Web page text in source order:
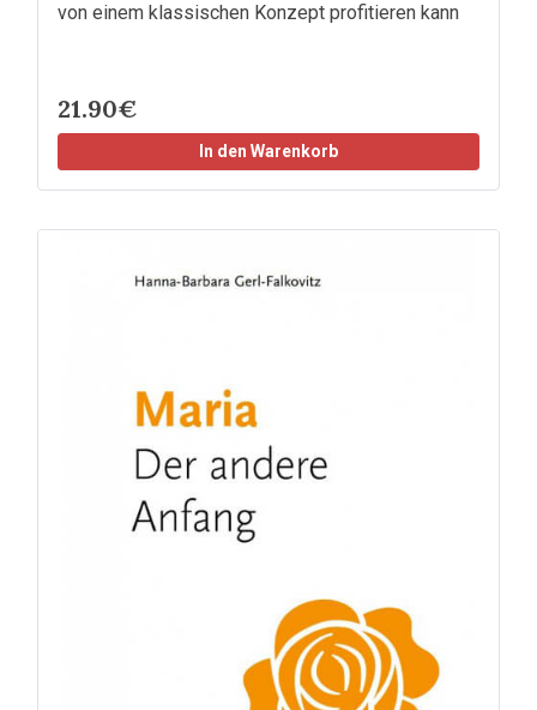
von einem klassischen Konzept profitieren kann
21.90€
In den Warenkorb